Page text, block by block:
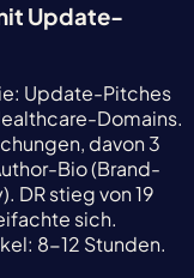
Update-
Update-Pitches
Domains.
davon 3
Bio (Brand-
DR stieg von 19
sich.
8-12 Stunden.